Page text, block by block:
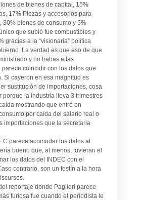
de bienes de capital, 15%
17% Piezas y accesorios para
30% bienes de consumo y 5%
que subió fue combustibles y
gracias a la “visionaria” política
La verdad es que eso de que
y no trabas a las
coincidir con los datos que
Si cayeron en esa magnitud es
sustitución de importaciones, cosa
porque la industria lleva 3 trimestres
mostrando que entró en
por caída del salario real o
importaciones que la secretaria
parece acomodar los datos al
bueno que, al menos, tuvieran el
los datos del INDEC con el
contrario, son un festín a la hora
reportaje donde Paglieri parece
furiosa fue cuando el periodista le